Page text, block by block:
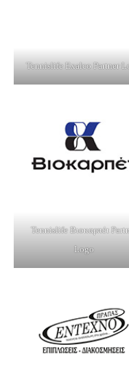
Tennislife Exalco Partner
Tennislife Βιοκαρπέτ
Logo